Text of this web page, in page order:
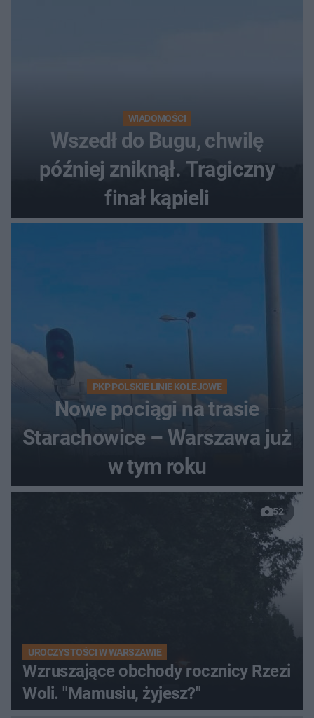
WIADOMOŚCI
Wszedł do Bugu, chwilę
później zniknął. Tragiczny
finał kąpieli
PKP POLSKIE LINIE KOLEJOWE
Nowe pociągi na trasie
Starachowice – Warszawa już
w tym roku
52
UROCZYSTOŚCI W WARSZAWIE
Wzruszające obchody rocznicy Rzezi
Woli. "Mamusiu, żyjesz?"